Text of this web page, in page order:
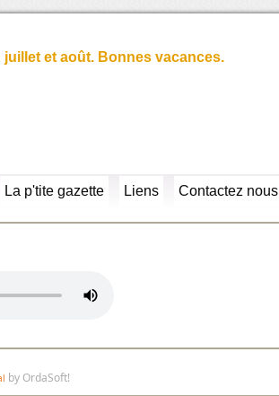
juillet et août. Bonnes vacances.
La p'tite gazette Liens Contactez nous
by OrdaSoft!